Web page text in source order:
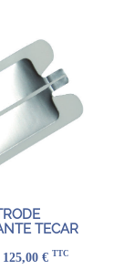
TECAR
€ TTC